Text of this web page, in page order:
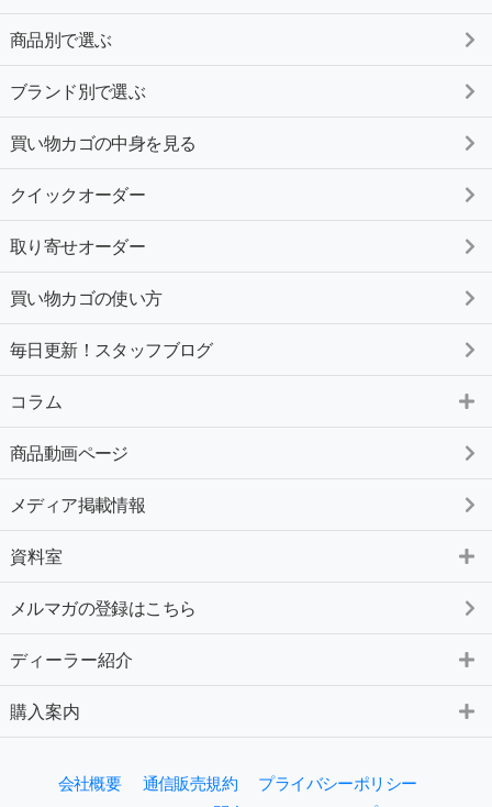
商品別で選ぶ
ブランド別で選ぶ
買い物カゴの中身を見る
クイックオーダー
取り寄せオーダー
買い物カゴの使い方
毎日更新！スタッフブログ
コラム
商品動画ページ
メディア掲載情報
資料室
メルマガの登録はこちら
ディーラー紹介
購入案内
会社概要 通信販売規約
プライバシーポリシー